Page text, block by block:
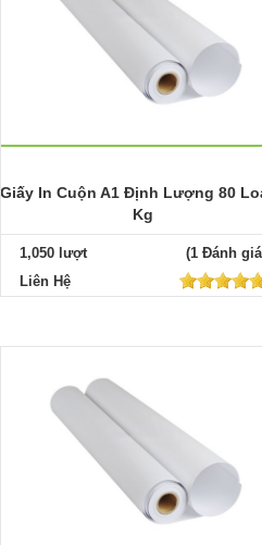
Giấy In Cuộn A1 Định Lượng 80
Kg
1,050 lượt
(1 Đánh
Liên Hệ